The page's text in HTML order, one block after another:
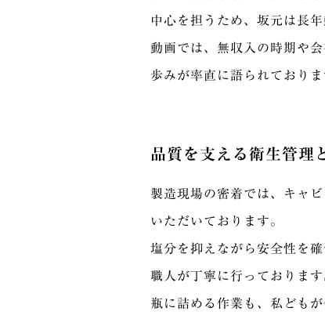
中心を担うため、坂元は長
動画では、無収入の時期や
歩みが率直に語られておりま
品質を支える衛生管理
製造現場の密着では、キャ
いただいております。
塩分を抑えながら安全性を
職人が丁寧に行っておりま
瓶に詰める作業も、私ども